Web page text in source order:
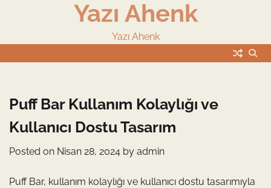
Yazı Ahenk
Yazı Ahenk
Puff Bar Kullanım Kolaylığı ve
Kullanıcı Dostu Tasarım
Posted on Nisan 28, 2024 by admin
Puff Bar, kullanım kolaylığı ve kullanıcı dostu tasarımıyla